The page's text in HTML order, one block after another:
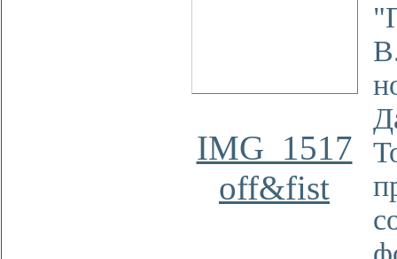
IMG_1517
off&fist